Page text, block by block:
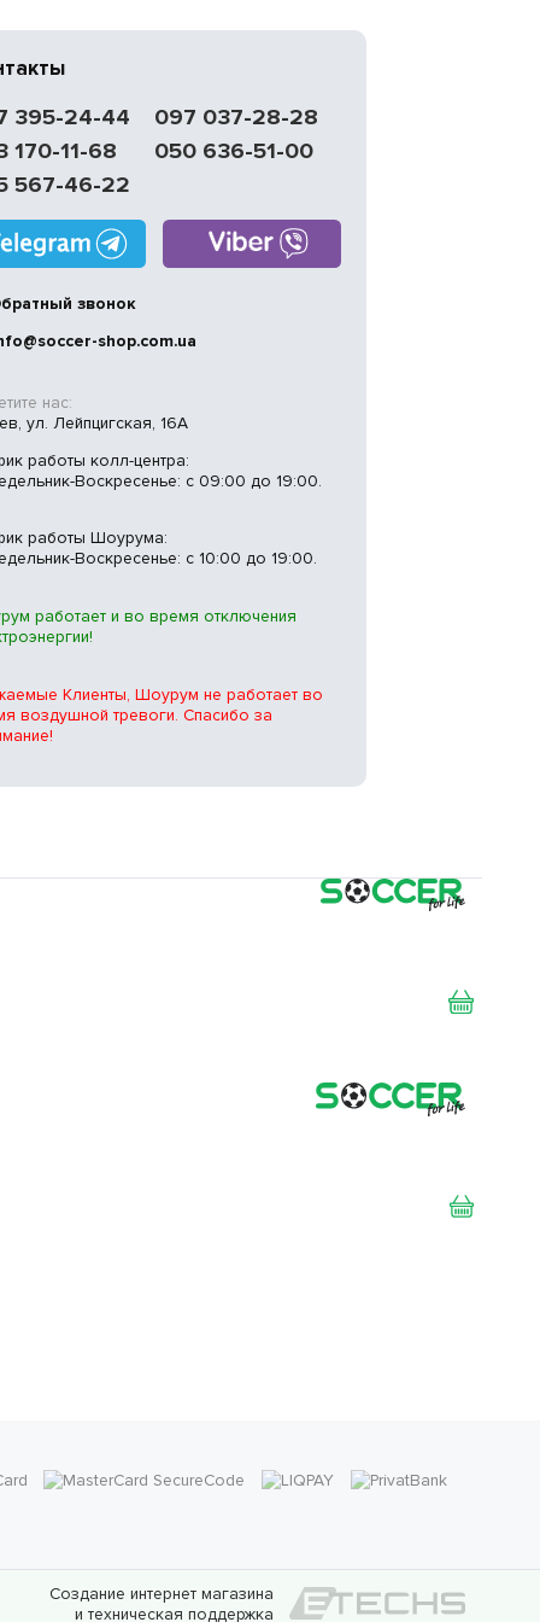
395-24-44
097 037-28-28
170-11-68
050 636-51-00
567-46-22
звонок
shop.com.ua
нас:
ул. Лейпцигская, 16А
работы колл-центра:
Воскресенье: с 09:00 до 19:00.
работы Шоурума:
Воскресенье: с 10:00 до 19:00.
работает и во время отключения
Клиенты, Шоурум не работает во
воздушной тревоги. Спасибо за
Создание интернет магазина
и техническая поддержка